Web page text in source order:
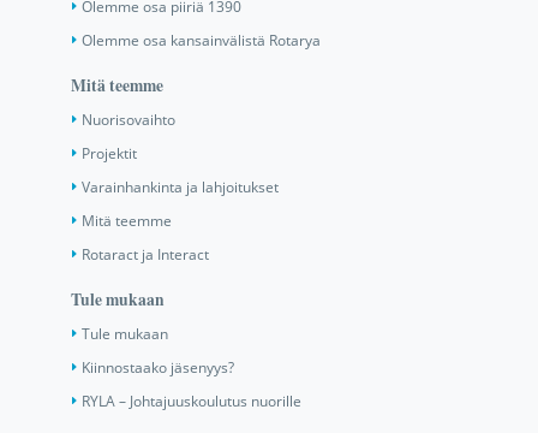
Olemme osa piiriä 1390
Olemme osa kansainvälistä Rotarya
Mitä teemme
Nuorisovaihto
Projektit
Varainhankinta ja lahjoitukset
Mitä teemme
Rotaract ja Interact
Tule mukaan
Tule mukaan
Kiinnostaako jäsenyys?
RYLA – Johtajuuskoulutus nuorille